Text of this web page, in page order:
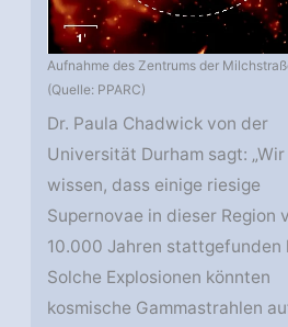
Aufnahme des Zentrums der
(Quelle: PPARC)
Dr. Paula Chadwick von der
Universität Durham sagt: „Wir
wissen, dass einige riesige
Supernovae in dieser Region
10.000 Jahren stattgefunden
Solche Explosionen könnten
kosmische Gammastrahlen